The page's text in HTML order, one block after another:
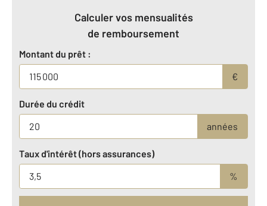
Calculer vos mensualités
de remboursement
Montant du prêt :
€
Durée du crédit
années
Taux d'intérêt (hors assurances)
%